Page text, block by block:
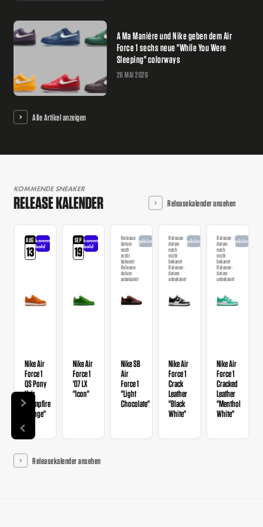
A Ma Maniére und Nike geben dem Air
Force 1 sechs neue "While You Were
Sleeping" colorways
26 MAI 2026
Alle Artikel anzeigen
KOMMENDE SNEAKER
RELEASE KALENDER Releasekalender ansehen
AUG
13
kommt
bald
Nike Air
Force 1
QS Pony
Hair
"Campfire
Orange"
SEP
19
kommt
bald
Nike Air
Force 1
'07 LX
"Icon"
Release-
datum
noch
nicht
bekannt
Release-
datum
unbekannt
angekündigt
Nike SB
Air
Force 1
"Light
Chocolate"
Release-
datum
noch
nicht
bekannt
Release-
datum
unbekannt
angekündigt
Nike Air
Force 1
Crack
Leather
"Black
White"
Release-
datum
noch
nicht
bekannt
Release-
datum
unbekannt
angekündigt
Nike Air
Force 1
Cracked
Leather
"Menthol
White"
Releasekalender ansehen